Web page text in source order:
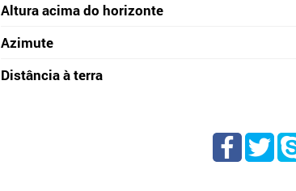
Altura acima do horizonte
Azimute
Distância à terra